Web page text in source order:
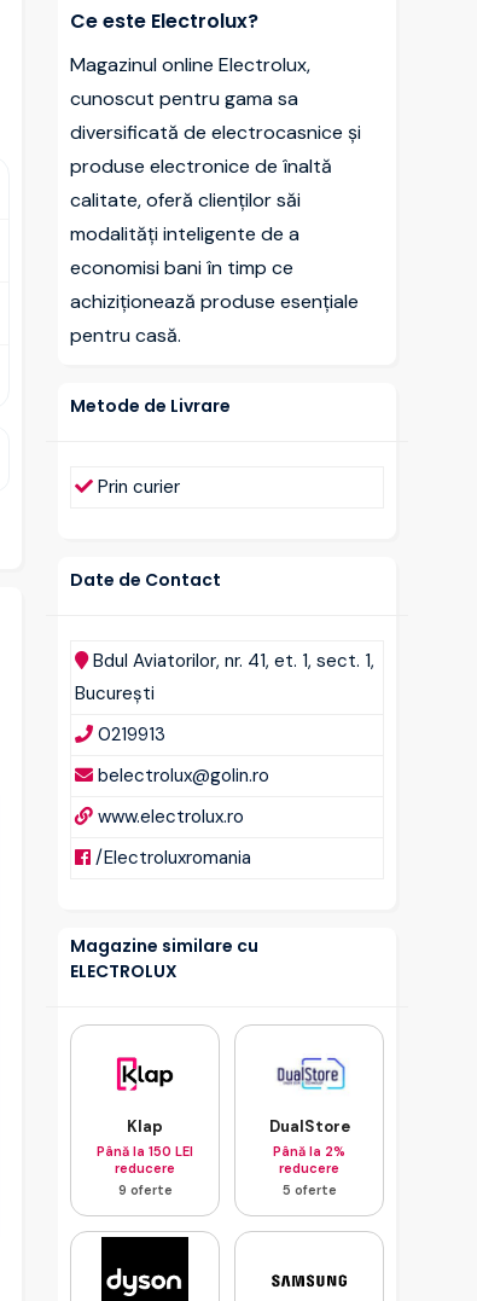
Ce este Electrolux?
Magazinul online Electrolux,
cunoscut pentru gama sa
diversificată de electrocasnice și
produse electronice de înaltă
calitate, oferă clienților săi
modalități inteligente de a
economisi bani în timp ce
achiziționează produse esențiale
pentru casă.
Metode de Livrare
Prin curier
Date de Contact
Bdul Aviatorilor, nr. 41, et. 1, sect. 1,
București
0219913
belectrolux@golin.ro
www.electrolux.ro
/Electroluxromania
Magazine similare cu
ELECTROLUX
Klap
Până la 150 LEI
reducere
9 oferte
DualStore
Până la 2%
reducere
5 oferte